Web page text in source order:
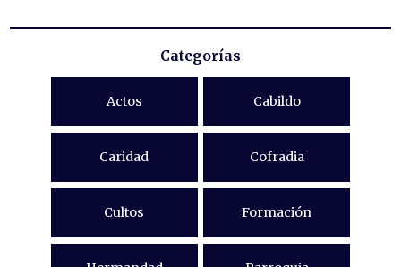
Categorías
Actos Cabildo
Caridad Cofradia
Cultos Formación